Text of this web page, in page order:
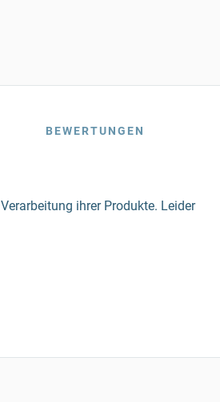
BEWERTUNGEN
ihrer Produkte. Leider